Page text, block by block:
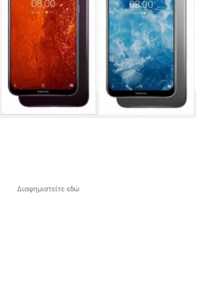
Διαφημιστείτε εδώ